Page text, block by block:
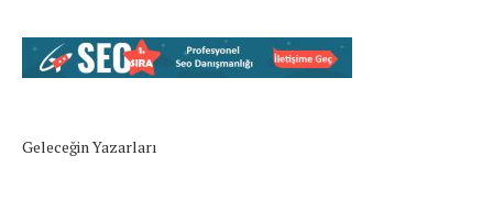
Geleceğin Yazarları